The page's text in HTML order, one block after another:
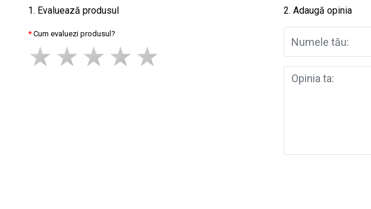
1. Evaluează produsul
Cum evaluezi produsul?
2. Adaugă opinia